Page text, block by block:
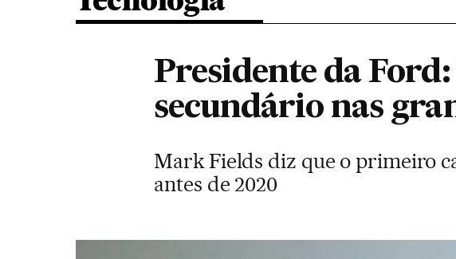
Presidente da
secundário nas
Mark Fields diz que o primeiro
antes de 2020